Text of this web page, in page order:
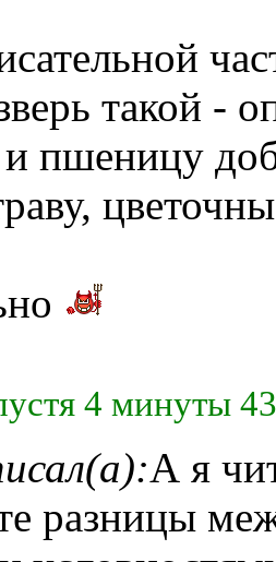
такой -
пшеницу
4 минуты
А я
разницы